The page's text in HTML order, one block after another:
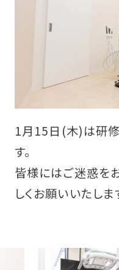
1月15日(木)は研修
す。
皆様にはご迷惑を
しくお願いいたしま